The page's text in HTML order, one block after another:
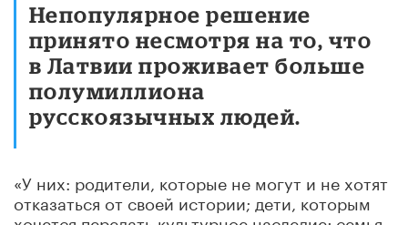
Непопулярное решение
принято несмотря на то, что
в Латвии проживает больше
полумиллиона
русскоязычных людей.
«У них: родители, которые не могут и не хотят
отказаться от своей истории; дети, которым